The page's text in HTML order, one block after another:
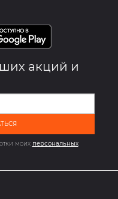
акций и
моих персональных